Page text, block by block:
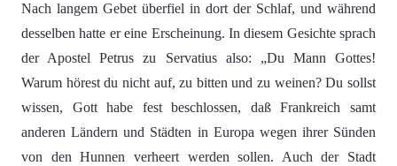
Nach langem Gebet überfiel in dort der Schlaf, und während
desselben hatte er eine Erscheinung. In diesem Gesichte sprach
der Apostel Petrus zu Servatius also: „Du Mann Gottes!
Warum hörest du nicht auf, zu bitten und zu weinen? Du sollst
wissen, Gott habe fest beschlossen, daß Frankreich samt
anderen Ländern und Städten in Europa wegen ihrer Sünden
von den Hunnen verheert werden sollen. Auch der Stadt